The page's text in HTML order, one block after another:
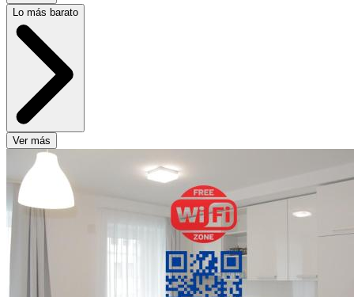
Lo más barato
Ver más